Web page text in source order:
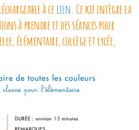
à celien. Ce kit intègre la
à prendre et des séances pour
élémentaire, collège et lycée,